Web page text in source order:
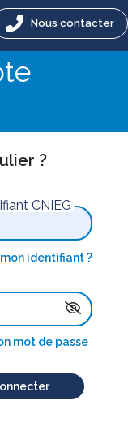
Nous contacter
?
CNIEG
identifiant ?
mot de passe